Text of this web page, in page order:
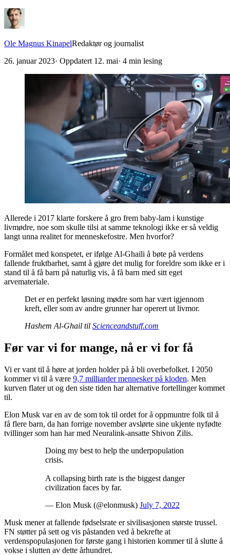
Ole Magnus KinapelRedaktør og journalist
26. januar 2023· Oppdatert 12. mai· 4 min lesing
Allerede i 2017 klarte forskere å gro frem baby-lam i kunstige
livmødre, noe som skulle tilsi at samme teknologi ikke er så veldig
langt unna realitet for menneskefostre. Men hvorfor?
Formålet med konspetet, er ifølge Al-Ghaili å bøte på verdens
fallende fruktbarhet, samt å gjøre det mulig for foreldre som ikke er i
stand til å få barn på naturlig vis, å få barn med sitt eget
arvemateriale.
Det er en perfekt løsning mødre som har vært igjennom
kreft, eller som av andre grunner har operert ut livmor.
Hashem Al-Ghail til Scienceandstuff.com
Før var vi for mange, nå er vi for få
Vi er vant til å høre at jorden holder på å bli overbefolket. I 2050
kommer vi til å være 9,7 milliarder mennesker på kloden. Men
kurven flater ut og den siste tiden har alternative fortellinger kommet
til.
Elon Musk var en av de som tok til ordet for å oppmuntre folk til å
få flere barn, da han forrige november avslørte sine ukjente nyfødte
tvillinger som han har med Neuralink-ansatte Shivon Zilis.
Doing my best to help the underpopulation
crisis.
A collapsing birth rate is the biggest danger
civilization faces by far.
— Elon Musk (@elonmusk) July 7, 2022
Musk mener at fallende fødselsrate er sivilisasjonen største trussel.
FN støtter på sett og vis påstanden ved å bekrefte at
verdenspopulasjonen for første gang i historien kommer til å slutte å
vokse i slutten av dette århundret.